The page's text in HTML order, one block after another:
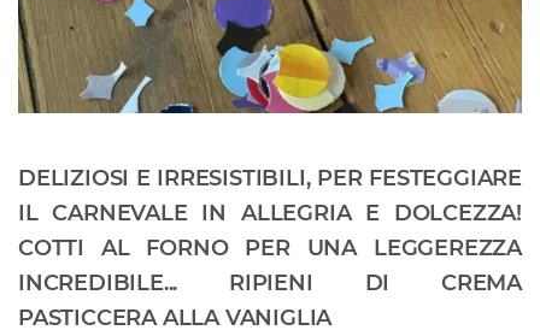
DELIZIOSI E IRRESISTIBILI, PER FESTEGGIARE
IL CARNEVALE IN ALLEGRIA E DOLCEZZA!
COTTI AL FORNO PER UNA LEGGEREZZA
INCREDIBILE... RIPIENI DI CREMA
PASTICCERA ALLA VANIGLIA